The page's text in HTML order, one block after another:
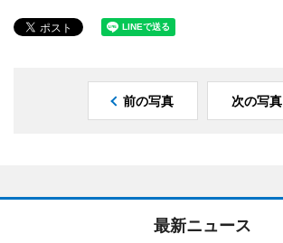
前の写真 次の写真
最新ニュース